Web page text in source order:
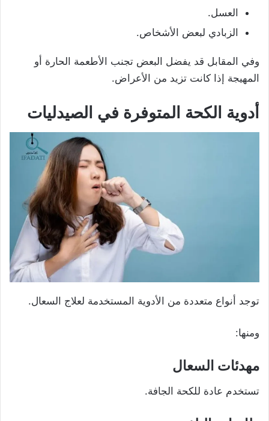
العسل.
الزبادي لبعض الأشخاص.
وفي المقابل قد يفضل البعض تجنب الأطعمة الحارة أو
المهيجة إذا كانت تزيد من الأعراض.
أدوية الكحة المتوفرة في الصيدليات
توجد أنواع متعددة من الأدوية المستخدمة لعلاج السعال.
ومنها:
مهدئات السعال
تستخدم عادة للكحة الجافة.